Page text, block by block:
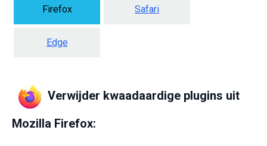
Firefox Safari
Edge
Verwijder kwaadaardige plugins uit
Mozilla Firefox: